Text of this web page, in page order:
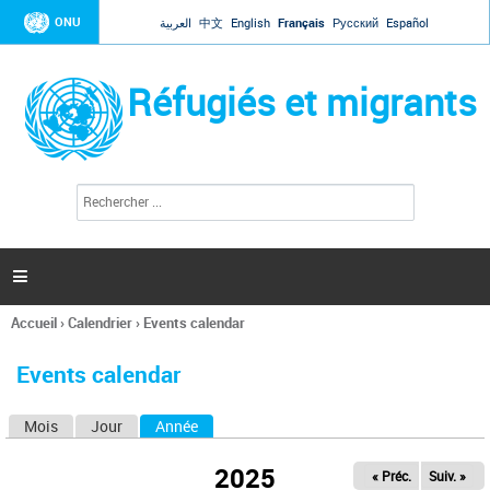
Jump to navigation
ONU العربية 中文 English Français Русский Español
Réfugiés et migrants
l
c
h
e

Vous
ici
Accueil›Calendrier› Events calendar
Events calendar
Mois Jour Année
2025 « Préc. Suiv. »